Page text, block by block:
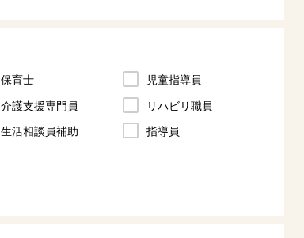
保育士 児童指導員
介護支援専門員 リハビリ職員
生活相談員補助 指導員